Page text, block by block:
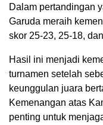
Dalam pertandingan
Garuda meraih
skor 25-23, 25-18,
Hasil ini menjadi
turnamen setelah
keunggulan juara
Kemenangan atas
penting untuk